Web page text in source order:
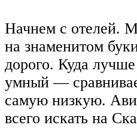
Начнем с отелей.
на знаменитом
дорого. Куда
умный —
самую низкую.
всего искать на